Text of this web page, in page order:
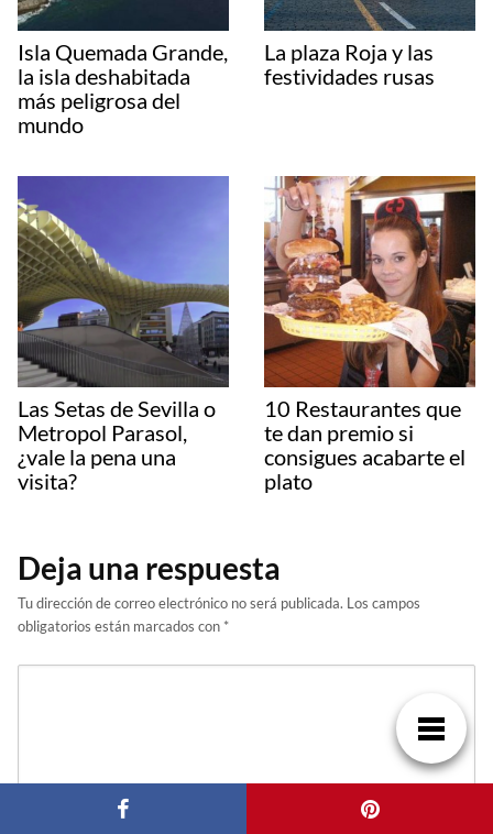
Isla Quemada Grande,
la isla deshabitada
más peligrosa del
mundo
La plaza Roja y las
festividades rusas
Las Setas de Sevilla o
Metropol Parasol,
¿vale la pena una
visita?
10 Restaurantes que
te dan premio si
consigues acabarte el
plato
Deja una respuesta
Tu dirección de correo electrónico no será publicada. Los campos
obligatorios están marcados con *